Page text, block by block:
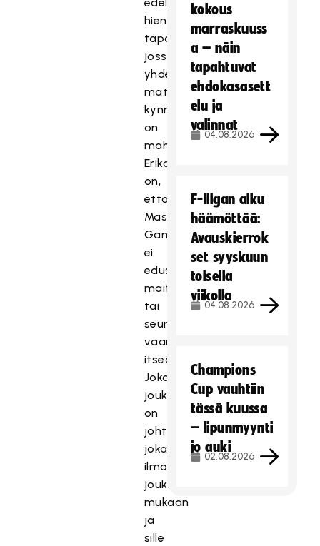
hieno
tapahtuma,
jossa
yhdessäolo
matalalla
kynnyksellä
on
mahdollista.
Erikoisuutena
on,
että
Masters
Gamesissa
ei
edusteta
maita
tai
seuroja,
vaan
itseä.
Jokaisella
joukkueella
on
johtaja,
joka
ilmoittaa
joukkueensa
mukaan
ja
sille
kokous
marraskuuss
a – näin
tapahtuvat
ehdokasasett
elu ja
valinnat
04.08.2026
F-liigan alku
häämöttää:
Avauskierrok
set syyskuun
toisella
viikolla
04.08.2026
Champions
Cup vauhtiin
tässä kuussa
– lipunmyynti
jo auki
02.08.2026